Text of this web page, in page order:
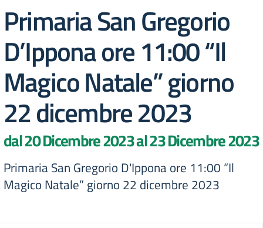
Primaria San Gregorio
D’Ippona ore 11:00 “Il
Magico Natale” giorno
22 dicembre 2023
dal 20 Dicembre 2023 al 23 Dicembre 2023
Primaria San Gregorio D'Ippona ore 11:00 “Il
Magico Natale” giorno 22 dicembre 2023